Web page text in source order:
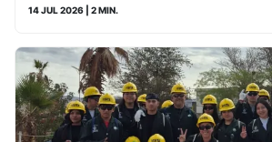
14 JUL 2026 | 2 MIN.